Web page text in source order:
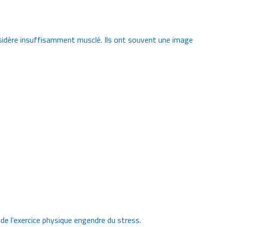
insuffisamment musclé. Ils ont souvent une image
l’exercice physique engendre du stress.